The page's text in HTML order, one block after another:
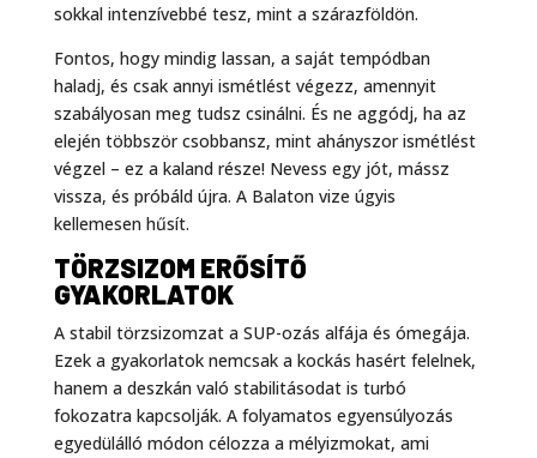
sokkal intenzívebbé tesz, mint a szárazföldön.
Fontos, hogy mindig lassan, a saját tempódban
haladj, és csak annyi ismétlést végezz, amennyit
szabályosan meg tudsz csinálni. És ne aggódj, ha az
elején többször csobbansz, mint ahányszor ismétlést
végzel – ez a kaland része! Nevess egy jót, mássz
vissza, és próbáld újra. A Balaton vize úgyis
kellemesen hűsít.
TÖRZSIZOM ERŐSÍTŐ
GYAKORLATOK
A stabil törzsizomzat a SUP-ozás alfája és ómegája.
Ezek a gyakorlatok nemcsak a kockás hasért felelnek,
hanem a deszkán való stabilitásodat is turbó
fokozatra kapcsolják. A folyamatos egyensúlyozás
egyedülálló módon célozza a mélyizmokat, ami